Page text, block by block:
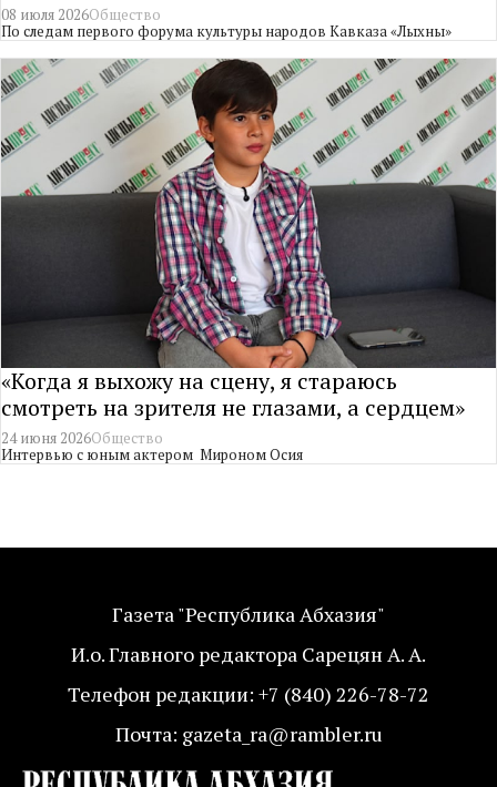
08 июля 2026Общество
По следам первого форума культуры народов Кавказа «Лыхны»
«Когда я выхожу на сцену, я стараюсь
смотреть на зрителя не глазами, а сердцем»
24 июня 2026Общество
Интервью с юным актером Мироном Осия
Газета "Республика Абхазия"
И.о. Главного редактора Сарецян А. А.
Телефон редакции: +7 (840) 226-78-72
Почта: gazeta_ra@rambler.ru